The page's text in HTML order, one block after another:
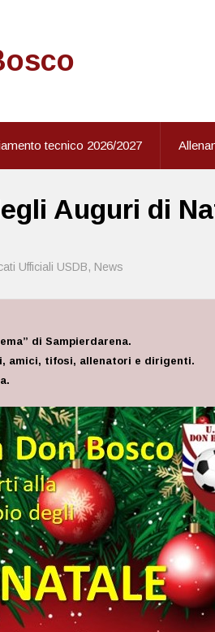
tecnico 2026/2027
Auguri di
Ufficiali USDB, News
di Sampierdarena.
amici, tifosi, allenatori e dirigenti.